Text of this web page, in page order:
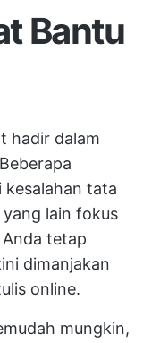
Bantu
hadir dalam
kesalahan tata
yang lain fokus
tetap
dimanjakan
online.
mungkin,